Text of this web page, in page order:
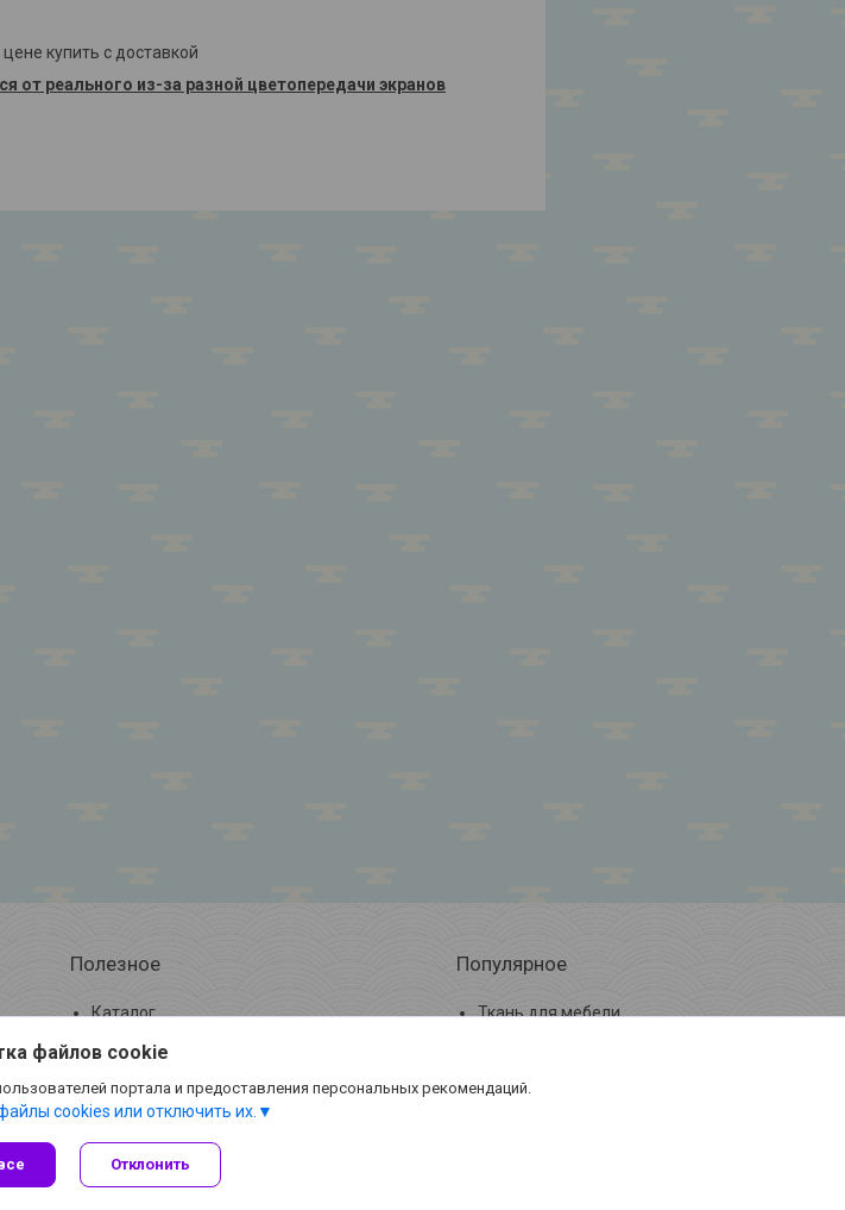
купить с доставкой
от реального из-за разной цветопередачи экранов
Полезное
Каталог
Отзывы
Популярное
Ткань для мебели
на платформе Deal.by
файлов cookies
файлов cookie
портала и предоставления персональных рекомендаций.
cookies или отключить их.
Отклонить